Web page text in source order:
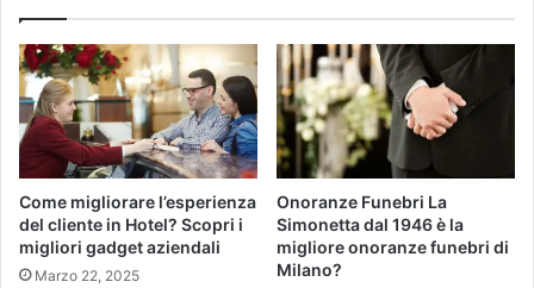
Come migliorare l’esperienza
del cliente in Hotel? Scopri i
migliori gadget aziendali
Marzo 22, 2025
Onoranze Funebri La
Simonetta dal 1946 è la
migliore onoranze funebri di
Milano?